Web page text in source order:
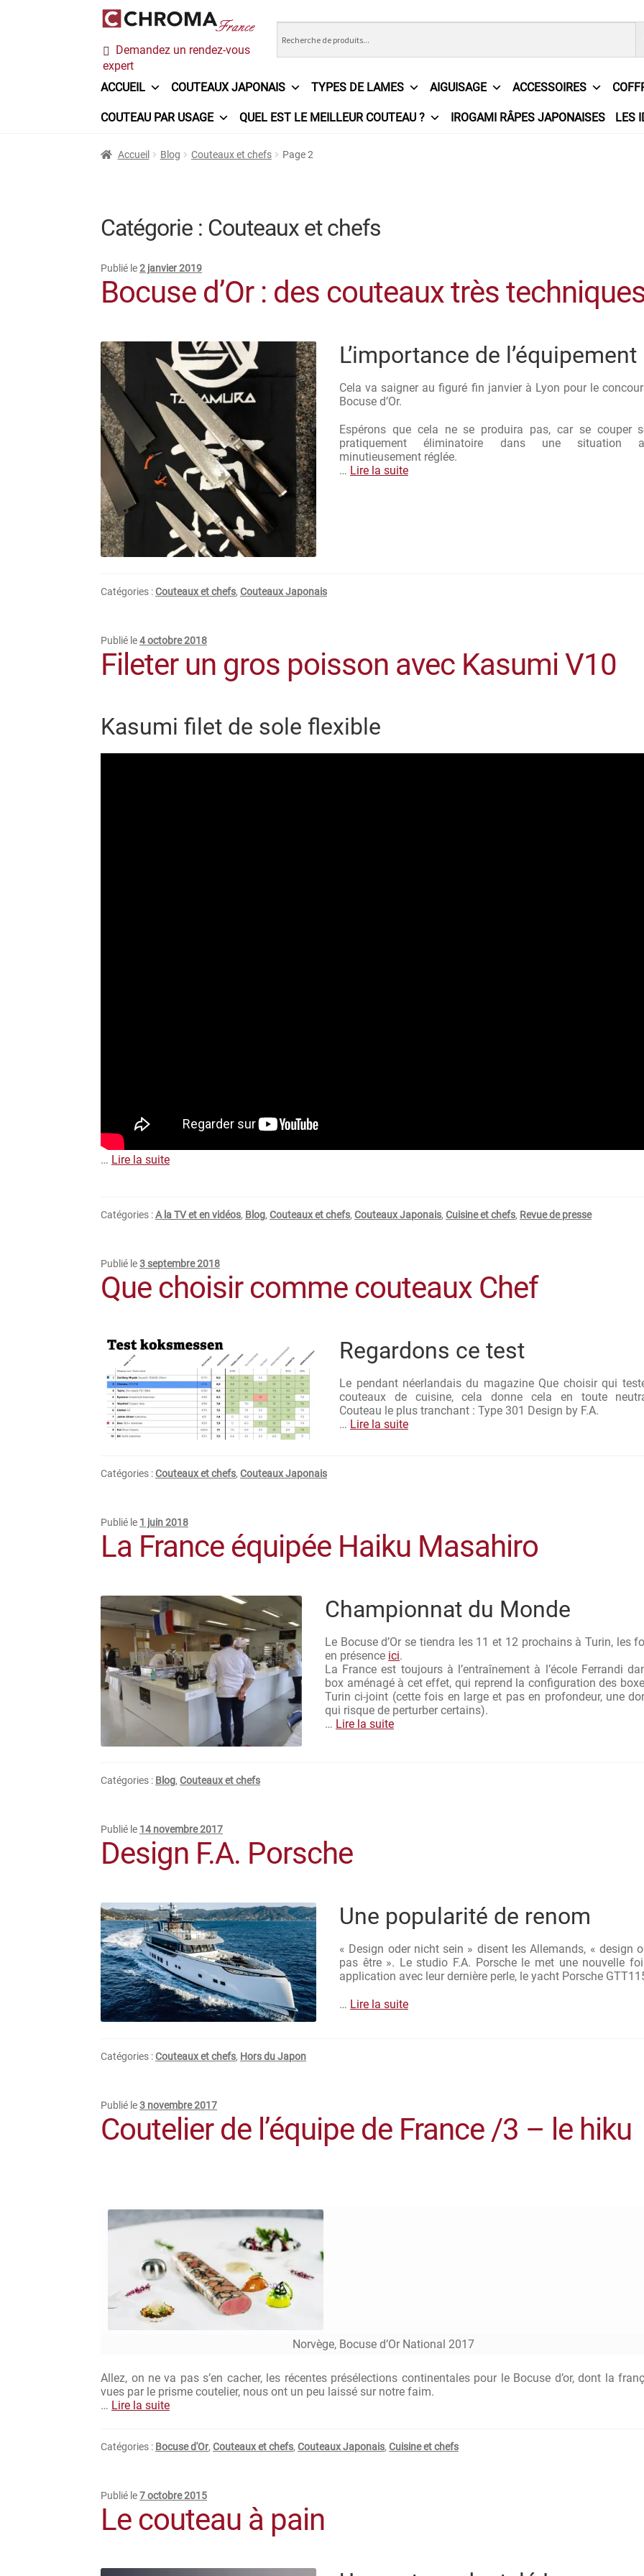
Aller
à
la
navigation
Aller
au
contenu
Demandez un rendez-vous
expert
ACCUEIL COUTEAUX JAPONAIS TYPES DE LAMES AIGUISAGE ACCESSOIRES
COUTEAU PAR USAGE QUEL EST LE MEILLEUR COUTEAU ? IROGAMI RÂPES JAPONAISES LES
AccueilChroma France Commande Conditions Générales de Vente
Questions / Réponses Questions-Réponses? Revendeurs
Accueil Blog Couteaux et chefs Page 2
Catégorie : Couteaux et chefs
Publié le2 janvier 2019
Bocuse d’Or : des couteaux très
L’importance de l’équipement
Cela va saigner au figuré fin janvier à Lyon pour le
Bocuse d’Or.
Espérons que cela ne se produira pas, car se couper
pratiquement éliminatoire dans une situation
minutieusement réglée.
… Lire la suite
Catégories :Couteaux et chefs,Couteaux Japonais
Publié le4 octobre 2018
Fileter un gros poisson avec Kasumi V10
Kasumi filet de sole flexible
… Lire la suite
Catégories :A la TV et en vidéos, Blog,Couteaux et chefs,Couteaux Japonais,Cuisine et chefs, Revue de presse
Publié le3 septembre 2018
Que choisir comme couteaux Chef
Regardons ce test
Le pendant néerlandais du magazine Que choisir qui
couteaux de cuisine, cela donne cela en toute
Couteau le plus tranchant : Type 301 Design by F.A.
… Lire la suite
Catégories :Couteaux et chefs,Couteaux Japonais
Publié le 1 juin 2018
La France équipée Haiku Masahiro
Championnat du Monde
Le Bocuse d’Or se tiendra les 11 et 12 prochains à Turin, les
en présence ici.
La France est toujours à l’entraînement à l’école Ferrandi
box aménagé à cet effet, qui reprend la configuration des
Turin ci-joint (cette fois en large et pas en profondeur, une
qui risque de perturber certains).
… Lire la suite
Catégories : Blog,Couteaux et chefs
Publié le 14 novembre 2017
Design F.A. Porsche
Une popularité de renom
« Design oder nicht sein » disent les Allemands, « design
pas être ». Le studio F.A. Porsche le met une nouvelle
application avec leur dernière perle, le yacht Porsche
… Lire la suite
Catégories :Couteaux et chefs, Hors du Japon
Publié le3 novembre 2017
Coutelier de l’équipe de France /3 – le hiku
Norvège, Bocuse d’Or National 2017
Allez, on ne va pas s’en cacher, les récentes présélections continentales pour le Bocuse d’or, dont la
vues par le prisme coutelier, nous ont un peu laissé sur notre faim.
… Lire la suite
Catégories : Bocuse d'Or,Couteaux et chefs,Couteaux Japonais,Cuisine et chefs
Publié le7 octobre 2015
Le couteau à pain